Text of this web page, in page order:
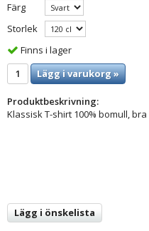
Färg
Storlek
Finns i lager
Lägg i varukorg »
Produktbeskrivning:
Klassisk T-shirt 100% bomull,
Lägg i önskelista